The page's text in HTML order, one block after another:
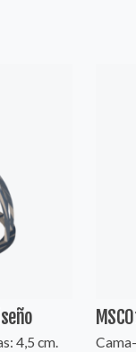
4,5 cm.